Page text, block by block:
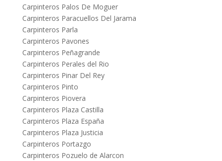
Carpinteros Palos De Moguer
Carpinteros Paracuellos Del Jarama
Carpinteros Parla
Carpinteros Pavones
Carpinteros Peñagrande
Carpinteros Perales del Rio
Carpinteros Pinar Del Rey
Carpinteros Pinto
Carpinteros Piovera
Carpinteros Plaza Castilla
Carpinteros Plaza España
Carpinteros Plaza Justicia
Carpinteros Portazgo
Carpinteros Pozuelo de Alarcon